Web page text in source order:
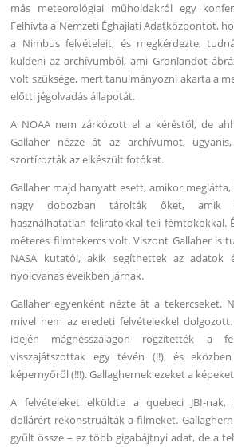
más meteorológiai műholdakról egy
Felhívta a Nemzeti Éghajlati Adatközpontot,
a Nimbus felvételeit, és megkérdezte,
küldeni az archívumból, ami Grönlandot
volt szüksége, mert tanulmányozni akarta a
előtti jégolvadás állapotát.
A NOAA nem zárkózott el a kéréstől, de
Gallaher nézze át az archívumot,
szortírozták az elkészült fotókat.
Gallaher majd hanyatt esett, amikor
nagy dobozban tárolták őket, amik
használhatatlan feliratokkal teli fémtokokkal.
méteres filmtekercs volt. Viszont Gallaher is
NASA kutatói, akik segíthettek az adatok
nyolcvanas éveikben járnak.
Gallaher egyenként nézte át a tekercseket.
mivel nem az eredeti felvételekkel
idején mágnesszalagon rögzítették a
visszajátszottak egy tévén (!!), és
képernyőről (!!!). Gallaghernek ezeket a
A felvételeket elküldte a quebeci JBI-nak,
dollárért rekonstruálták a filmeket.
gyűlt össze – ez több gigabájtnyi adat, de a